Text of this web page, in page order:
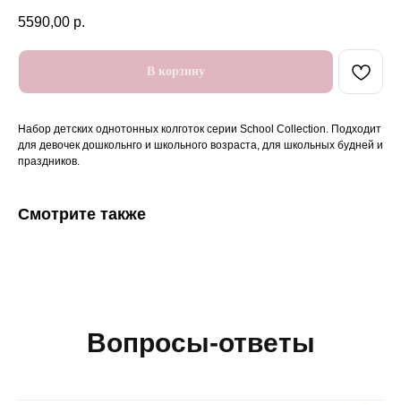
5590,00 р.
В корзину
Набор детских однотонных колготок серии School Collection. Подходит
для девочек дошкольнго и школьного возраста, для школьных будней и
праздников.
Смотрите также
Вопросы-ответы